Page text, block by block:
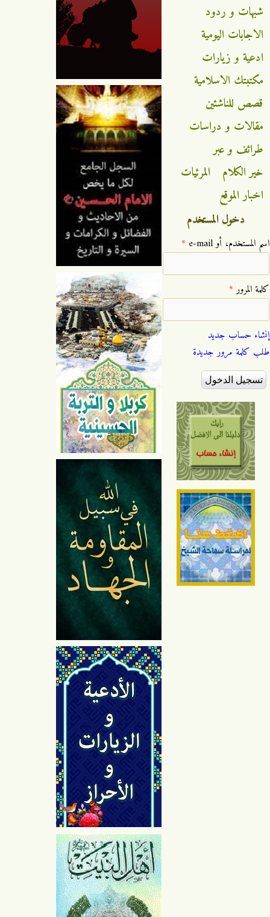
شبهات و ردود
الاجابات اليومية
ادعية و زيارات
مكتبتك الاسلامية
قصص للناشئين
مقالات و دراسات
طرائف و عبر
خير الكلام
المرئيات
اخبار الموقع
دخول المستخدم
‏اسم المستخدم، أو e-mail ‏ *
‏كلمة المرور ‏*
إنشاء حساب جديد
طلب كلمة مرور جديدة